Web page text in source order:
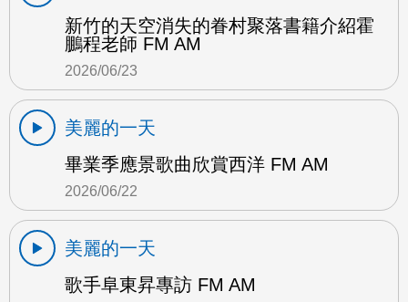
新竹的天空消失的眷村聚落書籍介紹霍
鵬程老師 FM AM
2026/06/23
美麗的一天
畢業季應景歌曲欣賞西洋 FM AM
2026/06/22
美麗的一天
歌手阜東昇專訪 FM AM